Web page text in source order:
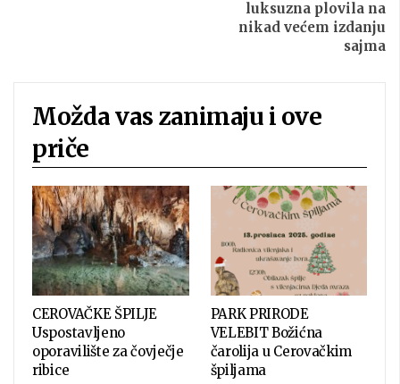
luksuzna plovila na
nikad većem izdanju
sajma
Možda vas zanimaju i ove
priče
CEROVAČKE ŠPILJE
Uspostavljeno
oporavilište za čovječje
ribice
PARK PRIRODE
VELEBIT Božićna
čarolija u Cerovačkim
špiljama